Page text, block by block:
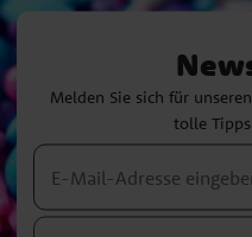
Melden Sie sich für
tolle